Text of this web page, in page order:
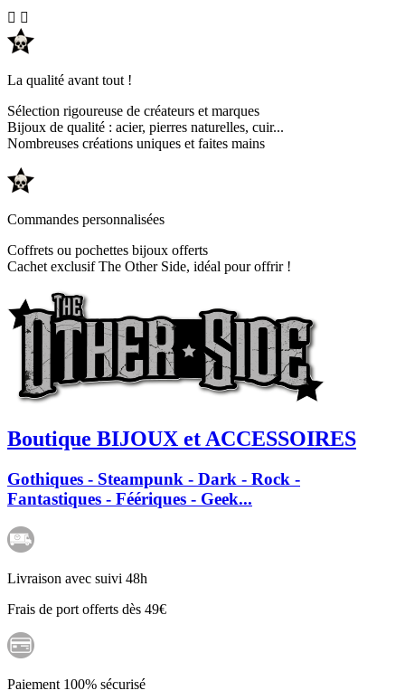
 
La qualité avant tout !
Sélection rigoureuse de créateurs et marques
Bijoux de qualité : acier, pierres naturelles, cuir...
Nombreuses créations uniques et faites mains
Commandes personnalisées
Coffrets ou pochettes bijoux offerts
Cachet exclusif The Other Side, idéal pour offrir !
Boutique BIJOUX et ACCESSOIRES
Gothiques - Steampunk - Dark - Rock -
Fantastiques - Féériques - Geek...
Livraison avec suivi 48h
Frais de port offerts dès 49€
Paiement 100% sécurisé